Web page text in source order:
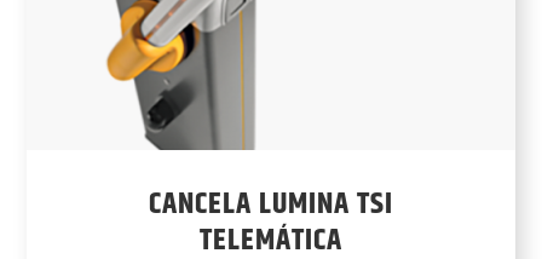
CANCELA LUMINA TSI
TELEMÁTICA